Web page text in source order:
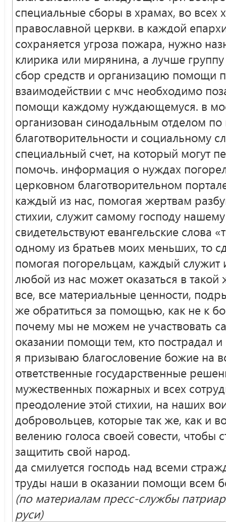
специальные сборы в храмах, во всех
православной церкви. в каждой
сохраняется угроза пожара, нужно
клирика или мирянина, а лучше
сбор средств и организацию помощи
взаимодействии с мчс необходимо
помощи каждому нуждающемуся. в
организован синодальным отделом
благотворительности и социальному
специальный счет, на который могут
помочь. информация о нуждах
церковном благотворительном
каждый из нас, помогая жертвам
стихии, служит самому господу
свидетельствуют евангельские слова
одному из братьев моих меньших, то
помогая погорельцам, каждый служит
любой из нас может оказаться в такой
все, все материальные ценности,
же обратиться за помощью, как не к
почему мы не можем не участвовать
оказании помощи тем, кто пострадал и
я призываю благословение божие на
ответственные государственные
мужественных пожарных и всех
преодоление этой стихии, на наших
добровольцев, которые так же, как и
велению голоса своей совести, чтобы
защитить свой народ.
да смилуется господь над всеми
труды наши в оказании помощи всем
(по материалам пресс-службы
руси)